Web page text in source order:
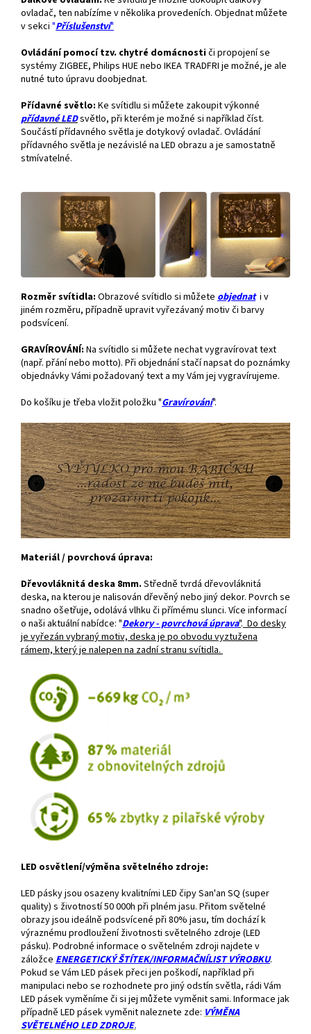
ovladač, ten nabízíme v několika provedeních. Objednat můžete
v sekci "Příslušenství"
Ovládání pomocí tzv. chytré domácnostiči propojení se
systémy ZIGBEE, Philips HUE nebo IKEA TRADFRI je možné, je ale
nutné tuto úpravu doobjednat.
Přídavné světlo: Ke svítidlu si můžete zakoupit výkonné
přídavnéLEDsvětlo, při kterém je možné si například číst.
Součástí přídavného světla je dotykový ovladač. Ovládání
přídavného světla je nezávislé na LED obrazu a je samostatně
stmívatelné.
Rozměr svítidla: Obrazové svítidlo si můžete objednat i v
jiném rozměru, případně upravit vyřezávaný motiv či barvy
podsvícení.
GRAVÍROVÁNÍ: Na svítidlo si můžete nechat vygravírovat text
(např. přání nebo motto). Při objednání stačí napsat do poznámky
objednávky Vámi požadovaný text a my Vám jej vygravírujeme.
Do košíku je třeba vložit položku "Gravírování".
Materiál / povrchová úprava:
Dřevovláknitá deska 8mm. Středně tvrdá dřevovláknitá
deska, na kterou je nalisován dřevěný nebo jiný dekor. Povrch se
snadno ošetřuje, odolává vlhku či přímému slunci. Více informací
o naši aktuální nabídce: "Dekory - povrchová úprava". Do desky
je vyřezán vybraný motiv, deska je po obvodu vyztužena
rámem, který je nalepen na zadní stranu svítidla.
LED osvětlení/výměna světelného zdroje:
LED pásky jsou osazeny kvalitními LED čipy San'an SQ (super
quality) s životností 50 000h při plném jasu. Přitom světelné
obrazy jsou ideálně podsvícené při 80% jasu, tím dochází k
výraznému prodloužení životnosti světelného zdroje (LED
pásku). Podrobné informace o světelném zdroji najdete v
záložce ENERGETICKÝ ŠTÍTEK/INFORMAČNÍLIST VÝROBKU.
Pokud se Vám LED pásek přeci jen poškodí, například při
manipulaci nebo se rozhodnete pro jiný odstín světla, rádi Vám
LED pásek vyměníme či si jej můžete vyměnit sami. Informace jak
případně LED pásek vyměnit naleznete zde: VÝMĚNA
SVĚTELNÉHO LED ZDROJE.